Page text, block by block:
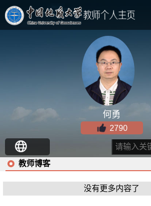
何勇
2790
教师博客
没有更多内容了